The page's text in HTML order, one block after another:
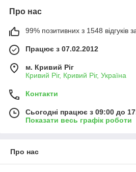
Про нас
99% позитивних з 1548 відгуків
Працює з 07.02.2012
м. Кривий Ріг
Кривий Ріг, Кривий Ріг, Україна
Контакти
Сьогодні працює з 09:00 до
Показати весь графік роботи
Про нас